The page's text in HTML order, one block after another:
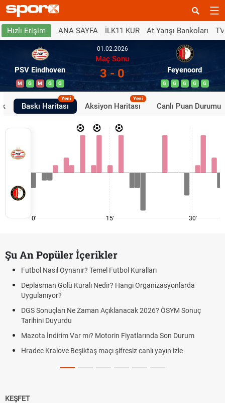
Hızlı Erişim ANA SAYFA İLK11 KUR At Yarışı Bankoları
PSV Eindhoven
M G M G G
01.02.2026
Maç Sonu
3 - 0 Feyenoord
G G G G G
Baskı Haritası
Yeni
Aksiyon Haritası
Yeni
Canlı Puan Durumu
0' 15' 30'
Şu An Popüler İçerikler
Futbol Nasıl Oynanır? Temel Futbol Kuralları
Deplasman Golü Kuralı Nedir? Hangi Organizasyonlarda
Uygulanıyor?
DGS Sonuçları Ne Zaman Açıklanacak 2026? ÖSYM Sonuç
Tarihini Duyurdu
Mazota İndirim Var mı? Motorin Fiyatlarında Son Durum
Hradec Kralove Beşiktaş maçı şifresiz canlı yayın izle
KEŞFET